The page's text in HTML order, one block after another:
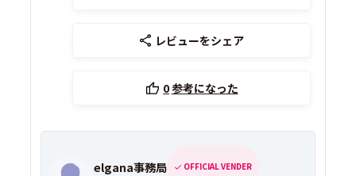
レビューをシェア
0参考になった
elgana事務局 OFFICIAL VENDER